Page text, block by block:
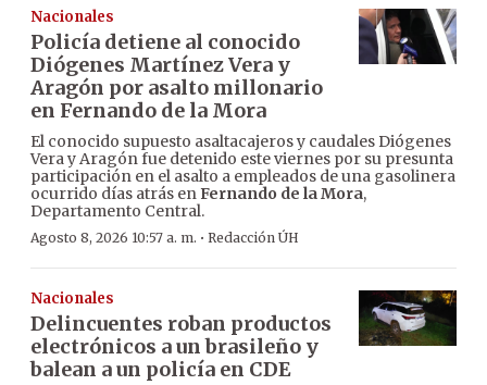
Nacionales
Policía detiene al conocido
Diógenes Martínez Vera y
Aragón por asalto millonario
en Fernando de la Mora
El conocido supuesto asaltacajeros y caudales Diógenes
Vera y Aragón fue detenido este viernes por su presunta
participación en el asalto a empleados de una gasolinera
ocurrido días atrás enFernando de la Mora,
Departamento Central.
Agosto 8, 2026 10:57 a. m. · Redacción ÚH
Nacionales
Delincuentes roban productos
electrónicos a un brasileño y
balean a un policía en CDE